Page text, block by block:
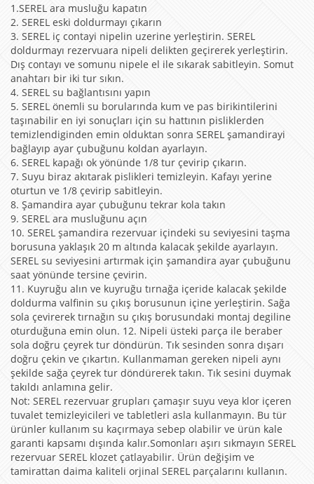
1.SEREL ara musluğu kapatın
2. SEREL eski doldurmayı çıkarın
3. SEREL iç contayi nipelin uzerine yerleştirin. SEREL
doldurmayı rezervuara nipeli delikten geçirerek yerleştirin.
Dış contayı ve somunu nipele el ile sıkarak sabitleyin. Somut
anahtarı bir iki tur sıkın.
4. SEREL su bağlantısını yapın
5. SEREL önemli su borularında kum ve pas birikintilerini
taşınabilir en iyi sonuçları için su hattının pisliklerden
temizlendiginden emin olduktan sonra SEREL şamandirayi
bağlayıp ayar çubuğunu koldan ayarlayın.
6. SEREL kapağı ok yönünde 1/8 tur çevirip çıkarın.
7. Suyu biraz akıtarak pislikleri temizleyin. Kafayı yerine
oturtun ve 1/8 çevirip sabitleyin.
8. Şamandira ayar çubuğunu tekrar kola takın
9. SEREL ara musluğunu açın
10. SEREL şamandira rezervuar içindeki su seviyesini taşma
borusuna yaklaşık 20 m altında kalacak şekilde ayarlayın.
SEREL su seviyesini artırmak için şamandira ayar çubuğunu
saat yönünde tersine çevirin.
11. Kuyruğu alın ve kuyruğu tırnağa içeride kalacak şekilde
doldurma valfinin su çıkış borusunun içine yerleştirin. Sağa
sola çevirerek tırnağın su çıkış borusundaki montaj degiline
oturduğuna emin olun. 12. Nipeli üsteki parça ile beraber
sola doğru çeyrek tur döndürün. Tık sesinden sonra dışarı
doğru çekin ve çıkartın. Kullanmaman gereken nipeli aynı
şekilde sağa çeyrek tur döndürerek takın. Tık sesini duymak
takıldı anlamına gelir.
Not: SEREL rezervuar grupları çamaşır suyu veya klor içeren
tuvalet temizleyicileri ve tabletleri asla kullanmayın. Bu tür
ürünler kullanım su kaçırmaya sebep olabilir ve ürün kale
garanti kapsamı dışında kalır.Somonları aşırı sıkmayın SEREL
rezervuar SEREL klozet çatlayabilir. Ürün değişim ve
tamirattan daima kaliteli orjinal SEREL parçalarını kullanın.